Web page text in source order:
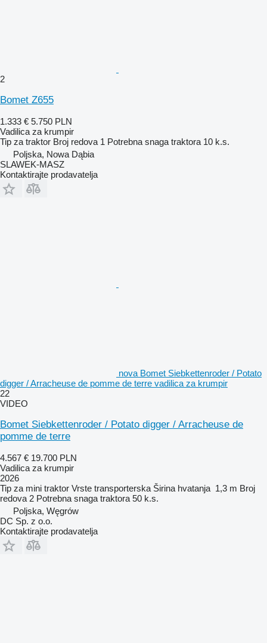
2
Bomet Z655
1.333 € 5.750 PLN
Vadilica za krumpir
Tip za traktor Broj redova 1 Potrebna snaga traktora 10 k.s.
Poljska, Nowa Dąbia
SLAWEK-MASZ
Kontaktirajte prodavatelja
nova Bomet Siebkettenroder / Potato
digger / Arracheuse de pomme de terre vadilica za krumpir
22
VIDEO
Bomet Siebkettenroder / Potato digger / Arracheuse de
pomme de terre
4.567 € 19.700 PLN
Vadilica za krumpir
2026
Tip za mini traktor Vrste transporterska Širina hvatanja 1,3 m Broj
redova 2 Potrebna snaga traktora 50 k.s.
Poljska, Węgrów
DC Sp. z o.o.
Kontaktirajte prodavatelja